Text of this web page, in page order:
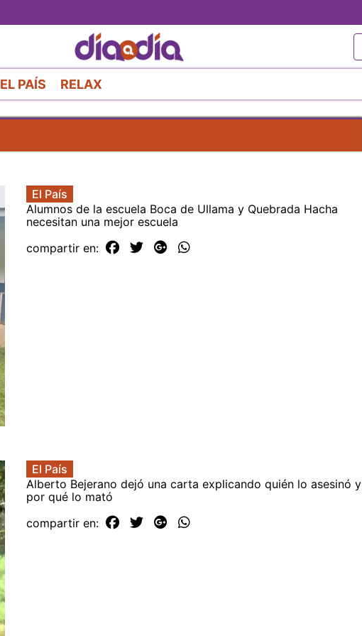
al
contenido
principal
EL PAÍS RELAX
El País
Alumnos de la escuela Boca de Ullama y Quebrada Hacha
necesitan una mejor escuela
compartir en:
El País
Alberto Bejerano dejó una carta explicando quién lo asesinó y
por qué lo mató
compartir en: